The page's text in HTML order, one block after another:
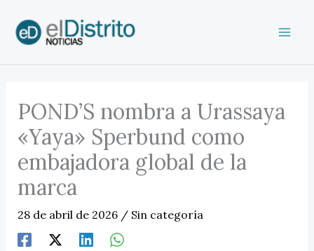
contenido
POND’S nombra a Urassaya
«Yaya» Sperbund como
embajadora global de la
marca
28 de abril de 2026 / Sin categoría